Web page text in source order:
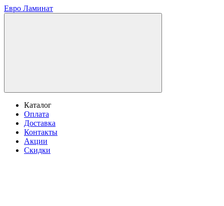
Евро Ламинат
Каталог
Оплата
Доставка
Контакты
Акции
Скидки